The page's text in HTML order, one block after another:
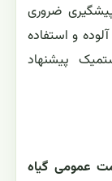
ضروری
و استفاده
پیشنهاد
عمومی گیاه